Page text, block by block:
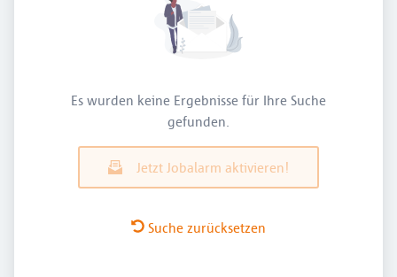
Es wurden keine Ergebnisse für Ihre Suche
gefunden.
Jetzt Jobalarm aktivieren!
Suche zurücksetzen